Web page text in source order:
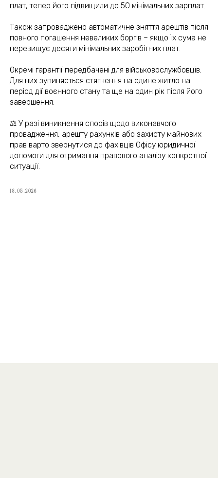
плат, тепер його підвищили до 50 мінімальних зарплат.
Також запроваджено автоматичне зняття арештів після
повного погашення невеликих боргів – якщо їх сума не
перевищує десяти мінімальних заробітних плат.
Окремі гарантії передбачені для військовослужбовців.
Для них зупиняється стягнення на єдине житло на
період дії воєнного стану та ще на один рік після його
завершення.
⚖️ У разі виникнення спорів щодо виконавчого
провадження, арешту рахунків або захисту майнових
прав варто звернутися до фахівців Офісу юридичної
допомоги для отримання правового аналізу конкретної
ситуації.
18.05.2026
Політика конфіденційності
(050) 309-40-25